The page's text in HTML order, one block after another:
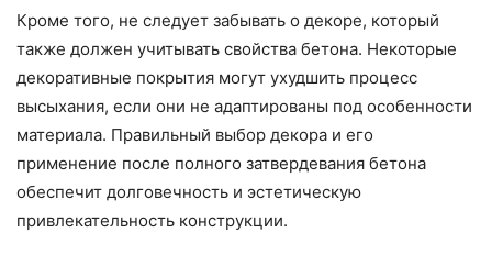
Кроме того, не следует забывать о декоре, который
также должен учитывать свойства бетона. Некоторые
декоративные покрытия могут ухудшить процесс
высыхания, если они не адаптированы под особенности
материала. Правильный выбор декора и его
применение после полного затвердевания бетона
обеспечит долговечность и эстетическую
привлекательность конструкции.